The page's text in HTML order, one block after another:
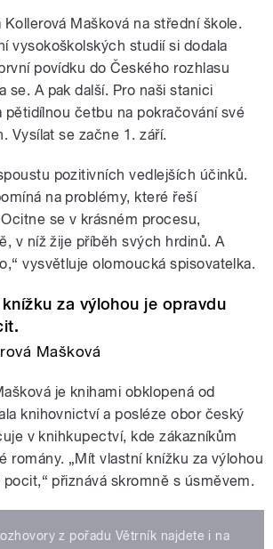
Kollerová Mašková na střední škole.
vysokoškolských studií si dodala
povídku do Českého rozhlasu
se. A pak další. Pro naši stanici
pětidílnou četbu na pokračování své
Vysílat se začne 1. září.
pozitivních vedlejších účinků.
na problémy, které řeší
se v krásném procesu,
v níž žije příběh svých hrdinů. A
vysvětluje olomoucká spisovatelka.
za výlohou je opravdu
Mašková
je knihami obklopená od
knihovnictví a posléze obor český
v knihkupectví, kde zákazníkům
romány. „Mít vlastní knížku za výlohou
přiznává skromně s úsměvem.
z pořadu Větrník najdete i na